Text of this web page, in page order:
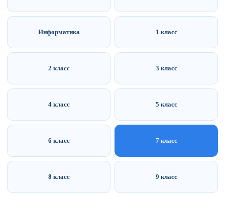
Информатика 1 класс
2 класс 3 класс
4 класс 5 класс
6 класс 7 класс
8 класс 9 класс